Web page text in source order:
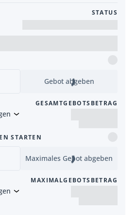
STATUS
Gebot abgeben
GESAMTGEBOTSBETRAG
STARTEN
Maximales Gebot abgeben
MAXIMALGEBOTSBETRAG